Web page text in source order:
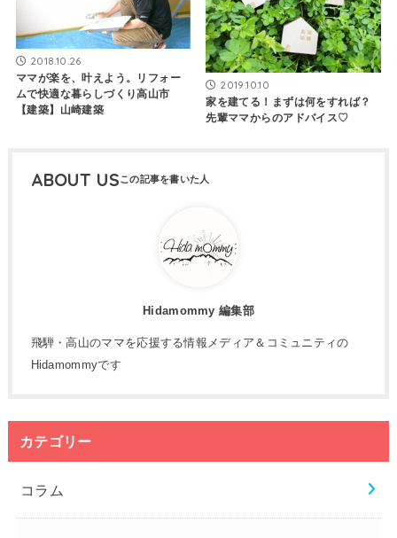
2018.10.26
ママが楽を、叶えよう。リフォー
ムで快適な暮らしづくり高山市
【建築】山崎建築
2019.10.10
家を建てる！まずは何をすれば？
先輩ママからのアドバイス♡
ABOUT US
Hidamommy 編集部
飛騨・高山のママを応援する情報メディア＆コミュニティの
Hidamommyです
カテゴリー
コラム